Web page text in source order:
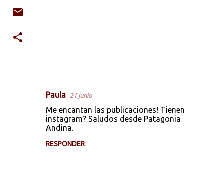
Paula 21 junio
Me encantan las publicaciones! Tienen
instagram? Saludos desde Patagonia
Andina.
RESPONDER